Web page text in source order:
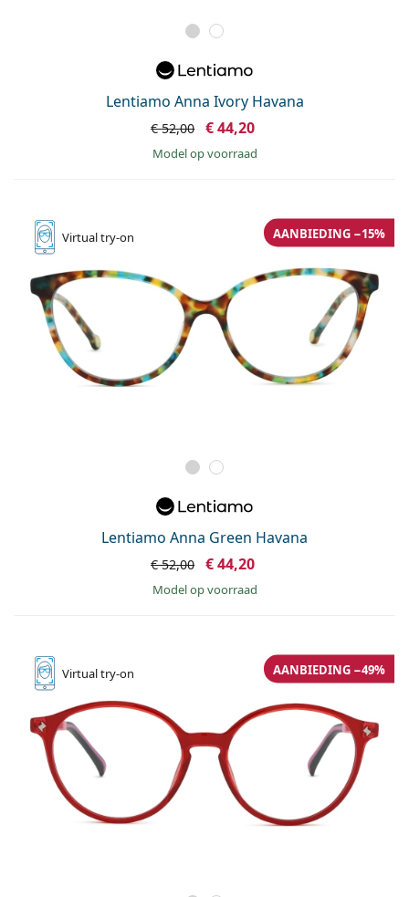
Lentiamo Anna Ivory Havana
€ 52,00 € 44,20
model op voorraad
Virtualtry-on
Lentiamo Anna Green Havana
AANBIEDING −15%
€ 52,00 € 44,20
model op voorraad
Virtualtry-on AANBIEDING −49%